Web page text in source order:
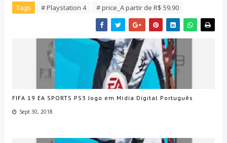
Tags # Playstation 4 # price_A partir de R$ 59.90
FIFA 19 EA SPORTS PS3 Jogo em Mídia Digital Português
Sept 30, 2018